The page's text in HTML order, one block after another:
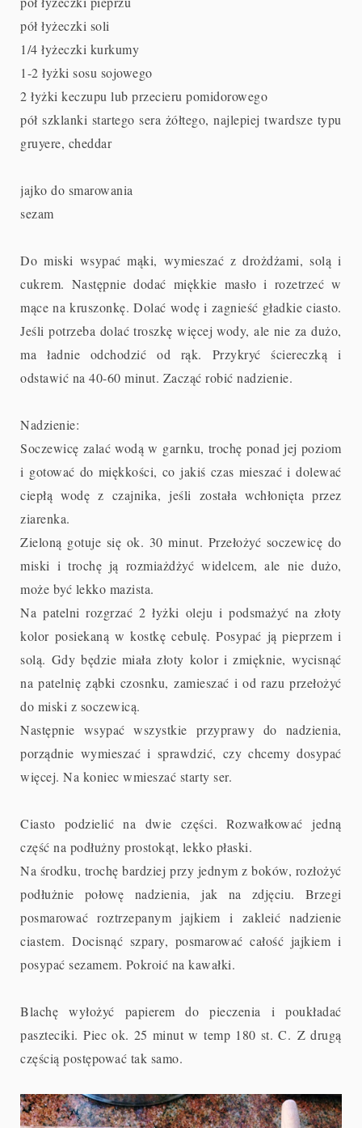
pół łyżeczki soli
1/4 łyżeczki kurkumy
1-2 łyżki sosu sojowego
2 łyżki keczupu lub przecieru pomidorowego
pół szklanki startego sera żółtego, najlepiej twardsze typu
gruyere, cheddar
jajko do smarowania
sezam
Do miski wsypać mąki, wymieszać z drożdżami, solą i
cukrem. Następnie dodać miękkie masło i rozetrzeć w
mące na kruszonkę. Dolać wodę i zagnieść gładkie ciasto.
Jeśli potrzeba dolać troszkę więcej wody, ale nie za dużo,
ma ładnie odchodzić od rąk. Przykryć ściereczką i
odstawić na 40-60 minut. Zacząć robić nadzienie.
Nadzienie:
Soczewicę zalać wodą w garnku, trochę ponad jej poziom
i gotować do miękkości, co jakiś czas mieszać i dolewać
ciepłą wodę z czajnika, jeśli została wchłonięta przez
ziarenka.
Zieloną gotuje się ok. 30 minut. Przełożyć soczewicę do
miski i trochę ją rozmiażdżyć widelcem, ale nie dużo,
może być lekko mazista.
Na patelni rozgrzać 2 łyżki oleju i podsmażyć na złoty
kolor posiekaną w kostkę cebulę. Posypać ją pieprzem i
solą. Gdy będzie miała złoty kolor i zmięknie, wycisnąć
na patelnię ząbki czosnku, zamieszać i od razu przełożyć
do miski z soczewicą.
Następnie wsypać wszystkie przyprawy do nadzienia,
porządnie wymieszać i sprawdzić, czy chcemy dosypać
więcej. Na koniec wmieszać starty ser.
Ciasto podzielić na dwie części. Rozwałkować jedną
część na podłużny prostokąt, lekko płaski.
Na środku, trochę bardziej przy jednym z boków, rozłożyć
podłużnie połowę nadzienia, jak na zdjęciu. Brzegi
posmarować roztrzepanym jajkiem i zakleić nadzienie
ciastem. Docisnąć szpary, posmarować całość jajkiem i
posypać sezamem. Pokroić na kawałki.
Blachę wyłożyć papierem do pieczenia i poukładać
paszteciki. Piec ok. 25 minut w temp 180 st. C. Z drugą
częścią postępować tak samo.